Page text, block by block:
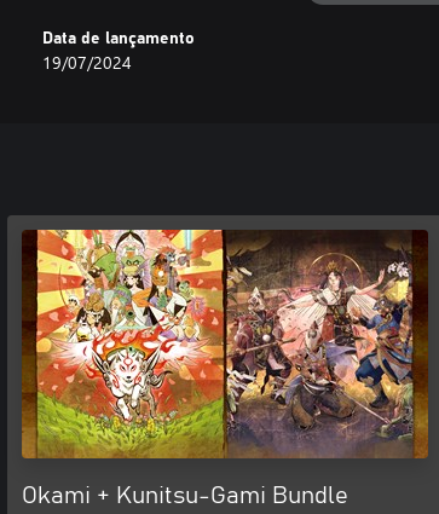
Data de lançamento
19/07/2024
Okami + Kunitsu-Gami Bundle